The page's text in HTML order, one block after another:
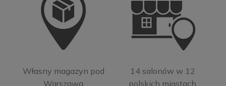
Własny magazyn pod
Warszawą
14 salonów w 12
polskich miastach